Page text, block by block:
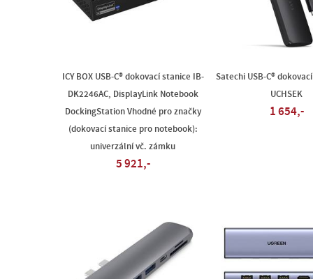
ICY BOX USB-C® dokovací stanice IB-
DK2246AC, DisplayLink Notebook
DockingStation Vhodné pro značky
(dokovací stanice pro notebook):
univerzální vč. zámku
5 921,-
Satechi USB-C®
UCHSEK
1 654,-